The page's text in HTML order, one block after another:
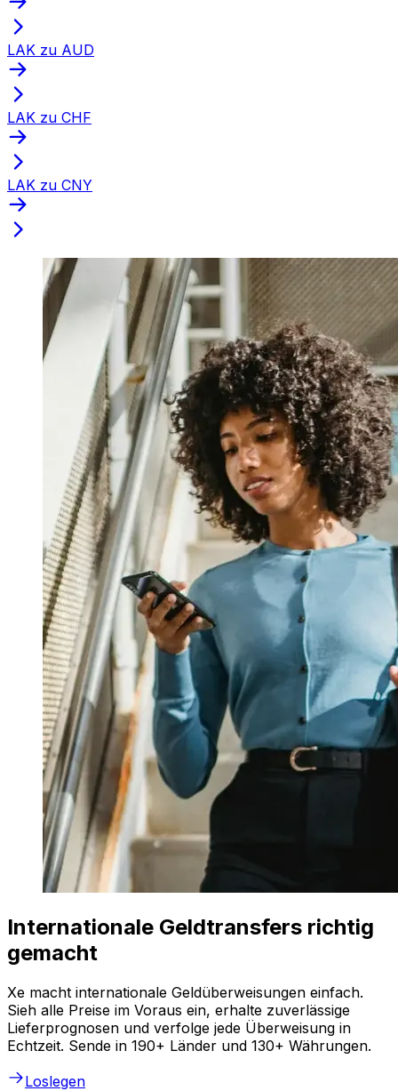
LAK zu AUD
LAK zu CHF
LAK zu CNY
Internationale Geldtransfers richtig
gemacht
Xe macht internationale Geldüberweisungen einfach.
Sieh alle Preise im Voraus ein, erhalte zuverlässige
Lieferprognosen und verfolge jede Überweisung in
Echtzeit. Sende in 190+ Länder und 130+ Währungen.
Loslegen